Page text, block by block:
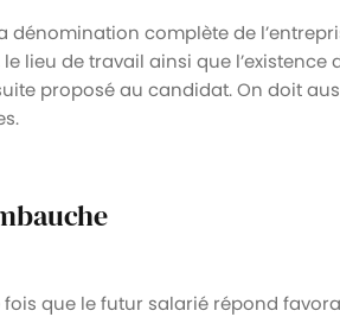
dénomination complète de
lieu de travail ainsi que l’existence
proposé au candidat. On doit
que le futur salarié répond